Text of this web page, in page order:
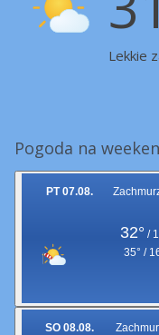
Lekkie
Pogoda na
PT 07.08.
32° /
35° /
SO 08.08.